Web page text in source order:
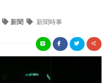
新聞 新聞時事